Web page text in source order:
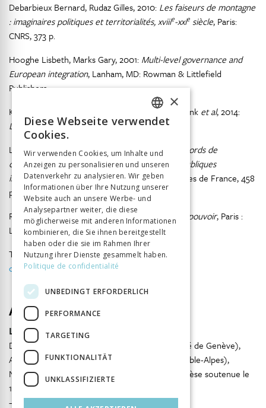
Debarbieux Bernard, Rudaz Gilles, 2010: Les faiseurs de montagne
: imaginaires politiques et territorialités, xviiie-xxie siècle, Paris:
CNRS, 373 p.
Hooghe Lisbeth, Marks Gary, 2001: Multi-level governance and
European integration, Lanham, MD: Rowman & Littlefield
Publishers.
Klein Jean-Luis, Laville Jean-Louis, Moulaert Frank et al, 2014:
L’innovation sociale, Toulouse: Erès, 246 p.
Levrat Nicolas, 1994 :Le droit applicable aux accords de
coopération transfrontière entre collectivités publiques
infraétatiques, 1re éd., Paris : Presses universitaires de France, 458
p.
Raffestin Claude, 1980:Pour une géographie du pouvoir, Paris :
Librairies techniques, 276 p.
Thèse disponible en ligne :https://archive-
ouverte.unige.ch/unige:100563
Autor
Lauranne Jacob
Directeurs de thèse : Frédéric Giraut (Université de Genève),
Anne-Laure Amilhat-Szary (Université de Grenoble-Alpes),
Nicolas Kada (Université de Grenoble-Alpes) Thèse soutenue le
14 septembre 2017 à Grenoble
– laurannejacob@hotmail.fr
FRENCH
ITALIAN
×
Diese Webseite verwendet
Cookies.
Wir verwenden Cookies, um Inhalte und
Anzeigen zu personalisieren und unseren
Datenverkehr zu analysieren. Wir geben
Informationen über Ihre Nutzung unserer
Website auch an unsere Werbe- und
Analysepartner weiter, die diese
möglicherweise mit anderen Informationen
kombinieren, die Sie ihnen bereitgestellt
haben oder die sie im Rahmen Ihrer
Nutzung ihrer Dienste gesammelt haben.
Politique de confidentialité
UNBEDINGT ERFORDERLICH
PERFORMANCE
TARGETING
FUNKTIONALITÄT
UNKLASSIFIZIERTE